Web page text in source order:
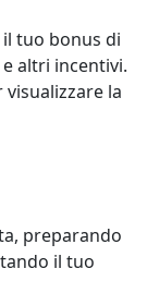
tuo bonus di
altri incentivi.
visualizzare la
preparando
il tuo